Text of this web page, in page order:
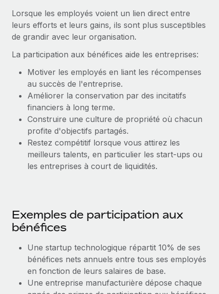
Comment Phiture gère ses 55 employés
répartis dans 19 pays grâce à Remote
croissance mobile internationale, encourage les...
En savoir plus
Lorsque les employés voient un lien direct entre
leurs efforts et leurs gains, ils sont plus susceptibles
de grandir avec leur organisation.
La participation aux bénéfices aide les entreprises:
Motiver les employés en liant les récompenses
au succès de l'entreprise.
Améliorer la conservation par des incitatifs
financiers à long terme.
Construire une culture de propriété où chacun
profite d'objectifs partagés.
Restez compétitif lorsque vous attirez les
meilleurs talents, en particulier les start-ups ou
les entreprises à court de liquidités.
Exemples de participation aux
bénéfices
Une startup technologique répartit 10% de ses
bénéfices nets annuels entre tous ses employés
en fonction de leurs salaires de base.
Une entreprise manufacturière dépose chaque